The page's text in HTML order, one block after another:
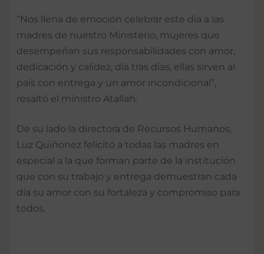
“Nos llena de emoción celebrar este dia a las
madres de nuestro Ministerio, mujeres que
desempeñan sus responsabilidades con amor,
dedicación y calidez, día tras días, ellas sirven al
país con entrega y un amor incondicional”,
resaltó el ministro Atallah.
De su lado la directora de Recursos Humanos,
Luz Quiñonez felicitó a todas las madres en
especial a la que forman parte de la institución
que con su trabajo y entrega demuestran cada
día su amor con su fortaleza y compromiso para
todos.